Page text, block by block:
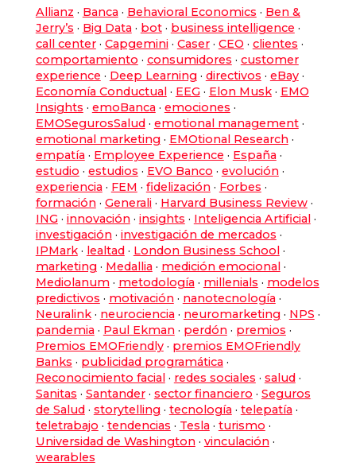
Allianz · Banca· Behavioral Economics · Ben &
Jerry’s · Big Data· bot· business intelligence ·
call center· Capgemini· Caser· CEO · clientes ·
comportamiento · consumidores · customer
experience · Deep Learning· directivos · eBay·
Economía Conductual· EEG· Elon Musk· EMO
Insights · emoBanca· emociones ·
EMOSegurosSalud· emotional management·
emotional marketing· EMOtional Research·
empatía· Employee Experience · España·
estudio · estudios · EVO Banco · evolución·
experiencia· FEM · fidelización· Forbes ·
formación· Generali· Harvard Business Review·
ING· innovación· insights · Inteligencia Artificial·
investigación· investigación de mercados ·
IPMark· lealtad· London Business School·
marketing· Medallia· medición emocional·
Mediolanum· metodología· millenials · modelos
predictivos · motivación· nanotecnología·
Neuralink· neurociencia· neuromarketing· NPS ·
pandemia· Paul Ekman· perdón· premios ·
Premios EMOFriendly· premios EMOFriendly
Banks · publicidad programática·
Reconocimiento facial· redes sociales · salud·
Sanitas · Santander· sector financiero · Seguros
de Salud· storytelling· tecnología· telepatía·
teletrabajo · tendencias · Tesla· turismo ·
Universidad de Washington· vinculación·
wearables